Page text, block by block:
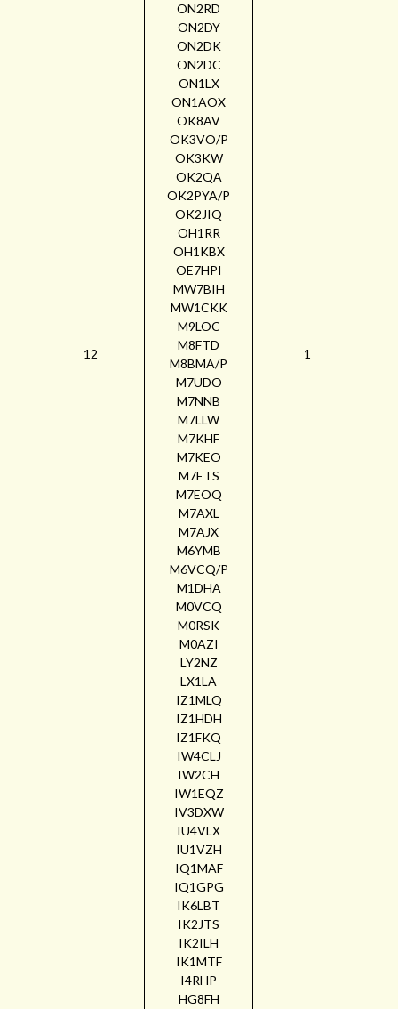
12
ON2RD
ON2DY
ON2DK
ON2DC
ON1LX
ON1AOX
OK8AV
OK3VO/P
OK3KW
OK2QA
OK2PYA/P
OK2JIQ
OH1RR
OH1KBX
OE7HPI
MW7BIH
MW1CKK
M9LOC
M8FTD
M8BMA/P
M7UDO
M7NNB
M7LLW
M7KHF
M7KEO
M7ETS
M7EOQ
M7AXL
M7AJX
M6YMB
M6VCQ/P
M1DHA
M0VCQ
M0RSK
M0AZI
LY2NZ
LX1LA
IZ1MLQ
IZ1HDH
IZ1FKQ
IW4CLJ
IW2CH
IW1EQZ
IV3DXW
IU4VLX
IU1VZH
IQ1MAF
IQ1GPG
IK6LBT
IK2JTS
IK2ILH
IK1MTF
I4RHP
HG8FH
1